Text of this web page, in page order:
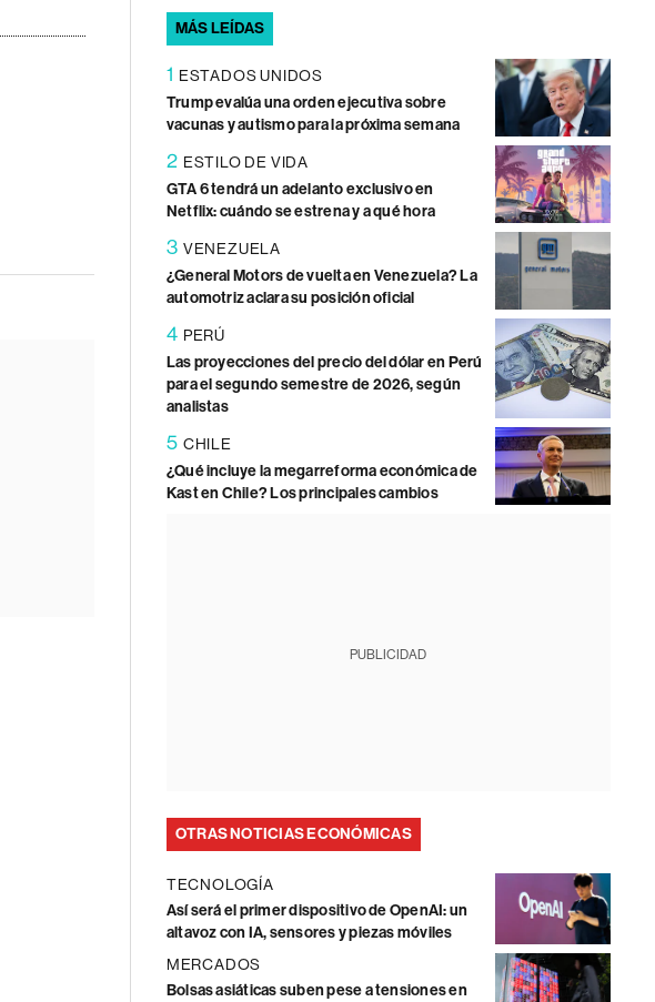
MÁS LEÍDAS
1 ESTADOS UNIDOS
Trump evalúa una orden ejecutiva sobre
vacunas y autismo para la próxima semana
2 ESTILO DE VIDA
GTA 6 tendrá un adelanto exclusivo en
Netflix: cuándo se estrena y a qué hora
3 VENEZUELA
¿General Motors de vuelta en Venezuela? La
automotriz aclara su posición oficial
4 PERÚ
Las proyecciones del precio del dólar en Perú
para el segundo semestre de 2026, según
analistas
5 CHILE
¿Qué incluye la megarreforma económica de
Kast en Chile? Los principales cambios
PUBLICIDAD
OTRAS NOTICIAS ECONÓMICAS
TECNOLOGÍA
Así será el primer dispositivo de OpenAI: un
altavoz con IA, sensores y piezas móviles
MERCADOS
Bolsas asiáticas suben pese a tensiones en